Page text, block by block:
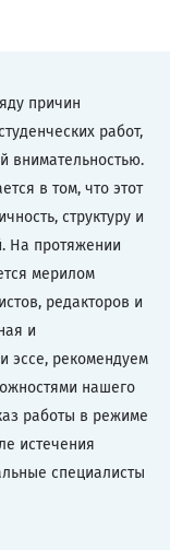
причин
работ,
внимательностью.
в том, что этот
структуру и
На протяжении
мерилом
редакторов и
и
эссе, рекомендуем
нашего
работы в режиме
истечения
специалисты